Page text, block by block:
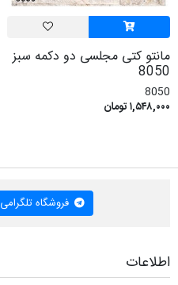
مانتو کتی مجلسی دو دکمه سبز
8050
8050
۱,۵۴۸,۰۰۰ تومان
فروشگاه تلگرامی
اطلاعات